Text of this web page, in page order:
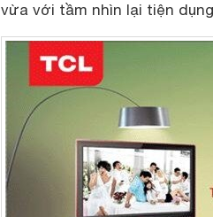
vừa với tầm nhìn lại tiện